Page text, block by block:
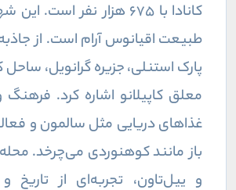
کانادا با ۶۷۵ هزار نفر
طبیعت اقیانوس آرام است. از
پارک استنلی، جزیره گرانویل، ساحل
معلق کاپیلانو اشاره کرد.
غذاهای دریایی مثل سالمون و
باز مانند کوهنوردی می‌چرخد.
و ییل‌تاون، تجربه‌ای از تاریخ و